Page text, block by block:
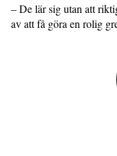
– De lär sig utan att
av att få göra en rolig